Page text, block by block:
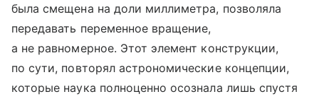
была смещена на доли миллиметра, позволяла
передавать переменное вращение,
а не равномерное. Этот элемент конструкции,
по сути, повторял астрономические концепции,
которые наука полноценно осознала лишь спустя